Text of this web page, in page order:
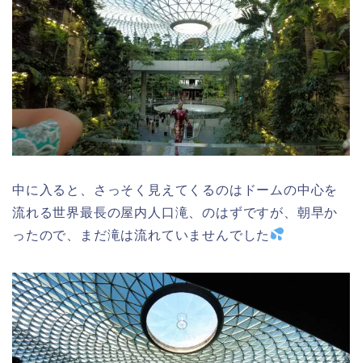
中に入ると、さっそく見えてくるのはドームの中心を
流れる世界最長の屋内人口滝、のはずですが、朝早か
ったので、まだ滝は流れていませんでした